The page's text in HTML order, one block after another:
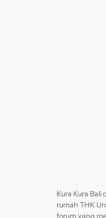
Kura Kura
rumah THK
forum yang